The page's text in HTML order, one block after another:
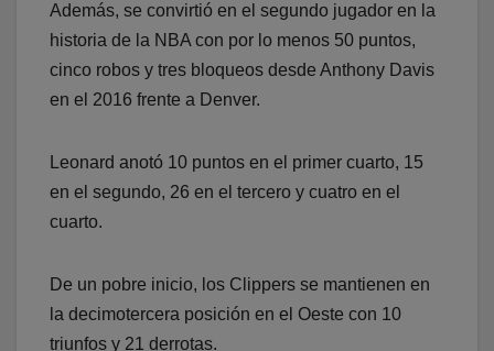
Además, se convirtió en el segundo jugador en la
historia de la NBA con por lo menos 50 puntos,
cinco robos y tres bloqueos desde Anthony Davis
en el 2016 frente a Denver.
Leonard anotó 10 puntos en el primer cuarto, 15
en el segundo, 26 en el tercero y cuatro en el
cuarto.
De un pobre inicio, los Clippers se mantienen en
la decimotercera posición en el Oeste con 10
triunfos y 21 derrotas.